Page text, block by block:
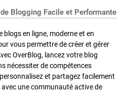
Blogging Facile et Performante
en ligne, moderne et en
vous permettre de créer et gérer
OverBlog, lancez votre blog
nécessiter de compétences
et partagez facilement
une communauté active de